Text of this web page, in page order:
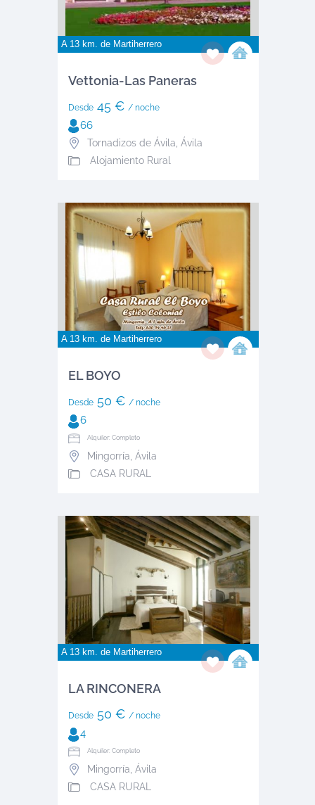
A 13 km. de Martiherrero
Vettonia-Las Paneras
Desde45 € / noche
66
Tornadizos de Ávila Ávila
Alojamiento Rural
A 13 km. de Martiherrero
EL BOYO
Desde50 € / noche
6
Alquiler: Completo
Mingorría Ávila
CASA RURAL
A 13 km. de Martiherrero
LA RINCONERA
Desde50 € / noche
4
Alquiler: Completo
Mingorría Ávila
CASA RURAL